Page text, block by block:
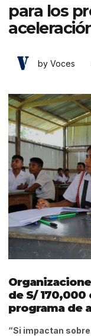
para los
by Voces
de S/
programa de
“Si impactan